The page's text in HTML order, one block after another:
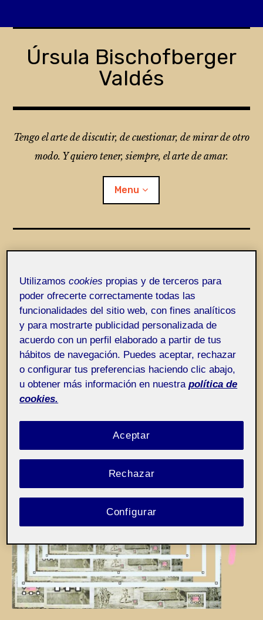
contentÚrsula Bischofberger
Valdés
Tengo el arte de discutir, de cuestionar, de mirar de otro
modo. Y quiero tener, siempre, el arte de amar.
Menu
Etiqueta:Pay: «soy un artesano excelente»
Utilizamoscookies propias y de terceros para
poder ofrecerte correctamente todas las
funcionalidades del sitio web, con fines analíticos
y para mostrarte publicidad personalizada de
acuerdo con un perfil elaborado a partir de tus
hábitos de navegación. Puedes aceptar, rechazar
o configurar tus preferencias haciendo clic abajo,
u obtener más información en nuestra política de
cookies.
Rechazar
Aceptar
Configurar